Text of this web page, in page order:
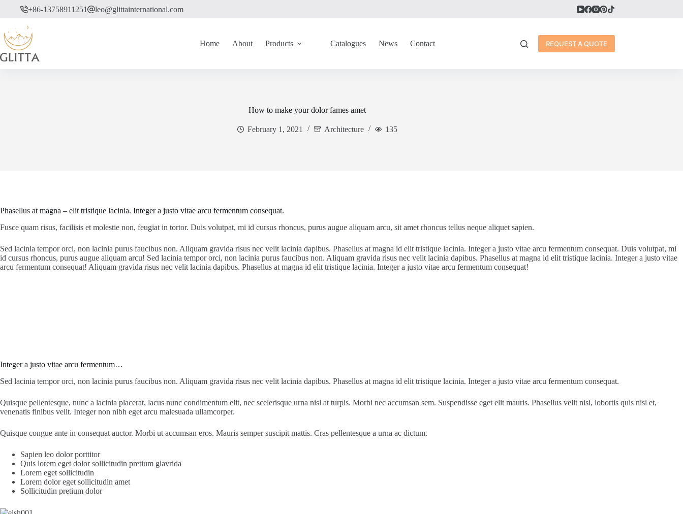
+86-13758911251 leo@glittainternational.com
Home About Products Catalogues News Contact REQUEST A QUOTE
How to make your dolor fames amet
February 1, 2021 Architecture 135
Phasellus at magna – elit tristique lacinia. Integer a justo vitae arcu fermentum consequat.
Fusce quam risus, facilisis et molestie non, feugiat in tortor. Duis volutpat, mi id cursus rhoncus, purus augue aliquam arcu, sit amet rhoncus tellus neque aliquet sapien.
Sed lacinia tempor orci, non lacinia purus faucibus non. Aliquam gravida risus nec velit lacinia dapibus. Phasellus at magna id elit tristique lacinia. Integer a justo vitae arcu fermentum consequat. Duis volutpat, mi
id cursus rhoncus, purus augue aliquam arcu! Sed lacinia tempor orci, non lacinia purus faucibus non. Aliquam gravida risus nec velit lacinia dapibus. Phasellus at magna id elit tristique lacinia. Integer a justo vitae
arcu fermentum consequat! Aliquam gravida risus nec velit lacinia dapibus. Phasellus at magna id elit tristique lacinia. Integer a justo vitae arcu fermentum consequat!
Integer a justo vitae arcu fermentum…
Sed lacinia tempor orci, non lacinia purus faucibus non. Aliquam gravida risus nec velit lacinia dapibus. Phasellus at magna id elit tristique lacinia. Integer a justo vitae arcu fermentum consequat.
Quisque pellentesque, nunc a lacinia placerat, lacus nunc condimentum elit, nec scelerisque urna nisl at turpis. Morbi nec accumsan sem. Suspendisse eget elit mauris. Phasellus velit nisi, lobortis quis nisi et,
venenatis finibus velit. Integer non nibh eget arcu malesuada ullamcorper.
Quisque congue ante in consequat auctor. Morbi ut accumsan eros. Mauris semper suscipit mattis. Cras pellentesque a urna ac dictum.
Sapien leo dolor porttitor
Quis lorem eget dolor sollicitudin pretium glavrida
Lorem eget sollicitudin
Lorem dolor eget sollicitudin amet
Sollicitudin pretium dolor